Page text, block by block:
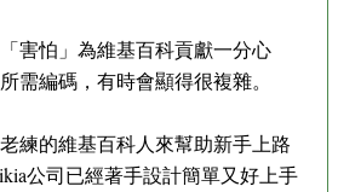
害怕」為維基百科貢獻一分心
需編碼，有時會顯得很複雜。
練的維基百科人來幫助新手上路
公司已經著手設計簡單又好上手